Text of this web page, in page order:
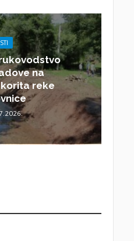
na
reke